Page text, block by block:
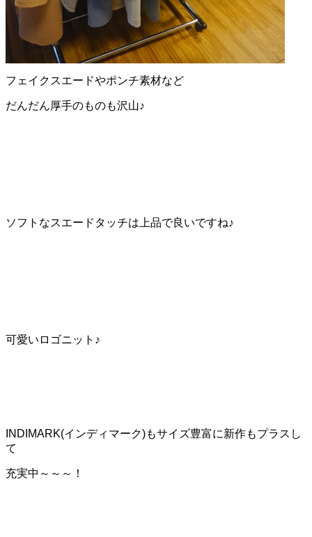
フェイクスエードやポンチ素材など
だんだん厚手のものも沢山♪
ソフトなスエードタッチは上品で良いですね♪
可愛いロゴニット♪
INDIMARK(インディマーク)もサイズ豊富に新作もプラスし
て
充実中～～～！